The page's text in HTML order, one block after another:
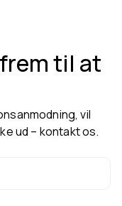
til at
vil
ud – kontakt os.